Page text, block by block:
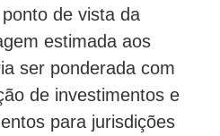
de vista da
estimada aos
ser ponderada com
de investimentos e
para jurisdições